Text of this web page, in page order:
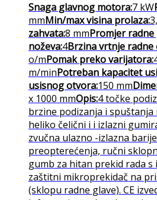
Snaga glavnog motora:7 kW
mmMin/max visina prolaza:
zahvata:8 mmPromjer radne
noževa:4Brzina vrtnje radne
o/mPomak preko varijatora:
m/minPotreban kapacitet
usisnog otvora:150 mm
x 1000 mmOpis:4 točke
brzine podizanja i
heliko čelični i i izlazni
zvučna ulazno -izlazna
preopterećenja, ručni
gumb za hitan prekid rada
zaštitni mikroprekidač na
(sklopu radne glave). CE